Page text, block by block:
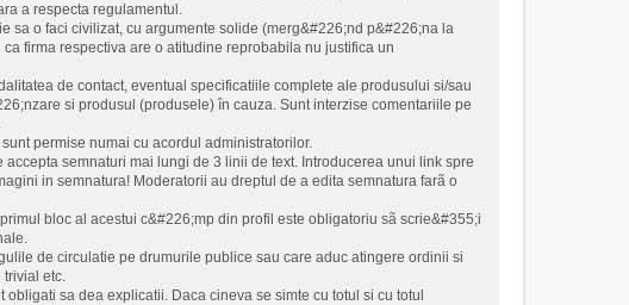
a respecta regulamentul.
sa o faci civilizat, cu argumente solide (merg&#226;nd p&#226;na la
firma respectiva are o atitudine reprobabila nu justifica un
de contact, eventual specificatiile complete ale produsului si/sau
si produsul (produsele) în cauza. Sunt interzise comentariile pe
permise numai cu acordul administratorilor.
semnaturi mai lungi de 3 linii de text. Introducerea unui link spre
in semnatura! Moderatorii au dreptul de a edita semnatura farã o
bloc al acestui c&#226;mp din profil este obligatoriu sã scrie&#355;i
de circulatie pe drumurile publice sau care aduc atingere ordinii si
trivial etc.
sa dea explicatii. Daca cineva se simte cu totul si cu totul